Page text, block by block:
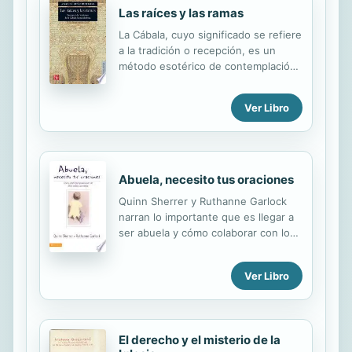
Las raíces y las ramas
La Cábala, cuyo significado se refiere
a la tradición o recepción, es un
método esotérico de contemplación
presente estudio abarca dos partes:
las fuentes del cabalismo
hispanohebreo y el proceso de
Ver Libro
Abuela, necesito tus oraciones
Quinn Sherrer y Ruthanne Garlock
narran lo importante que es llegar a
ser abuela y cómo colaborar con los
través de las experiencias vividas
con sus propios nietos, animan a las
la profunda influencia que tienen las
Ver Libro
El derecho y el misterio de la